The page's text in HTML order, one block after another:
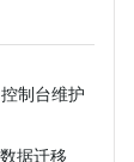
制台维护
据迁移